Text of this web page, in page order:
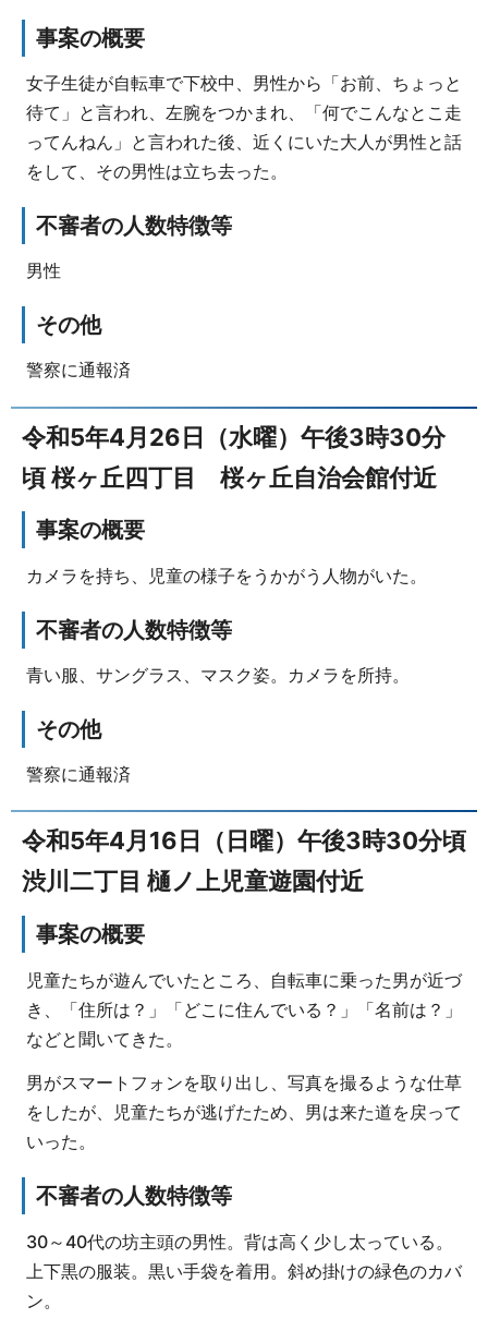
事案の概要
女子生徒が自転車で下校中、男性から「お前、ちょっと
待て」と言われ、左腕をつかまれ、「何でこんなとこ走
ってんねん」と言われた後、近くにいた大人が男性と話
をして、その男性は立ち去った。
不審者の人数特徴等
男性
その他
警察に通報済
令和5年4月26日（水曜）午後3時30分
頃 桜ヶ丘四丁目 桜ヶ丘自治会館付近
事案の概要
カメラを持ち、児童の様子をうかがう人物がいた。
不審者の人数特徴等
青い服、サングラス、マスク姿。カメラを所持。
その他
警察に通報済
令和5年4月16日（日曜）午後3時30分頃
渋川二丁目 樋ノ上児童遊園付近
事案の概要
児童たちが遊んでいたところ、自転車に乗った男が近づ
き、「住所は？」「どこに住んでいる？」「名前は？」
などと聞いてきた。
男がスマートフォンを取り出し、写真を撮るような仕草
をしたが、児童たちが逃げたため、男は来た道を戻って
いった。
不審者の人数特徴等
30～40代の坊主頭の男性。背は高く少し太っている。
上下黒の服装。黒い手袋を着用。斜め掛けの緑色のカバ
ン。